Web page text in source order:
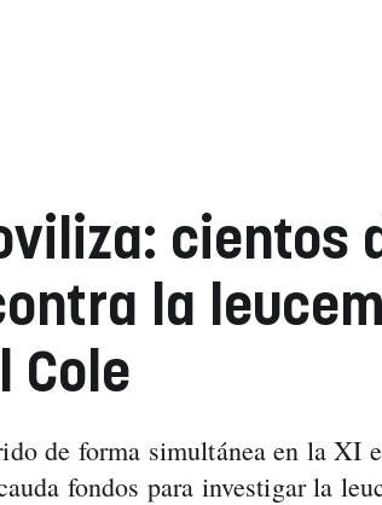
cientos
la
Cole
de forma simultánea en la XI
fondos para investigar la